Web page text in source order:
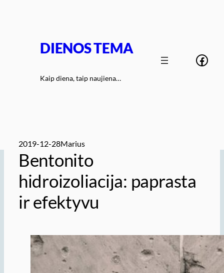
DIENOS TEMA
Kaip diena, taip naujiena…
2019-12-28Marius
Bentonito
hidroizoliacija: paprasta
ir efektyvu